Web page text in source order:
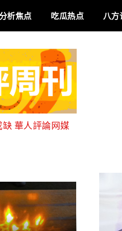
析焦点 吃瓜热点 八方
華人評論网媒